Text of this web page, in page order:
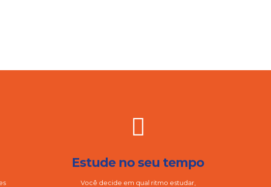
Estude no seu tempo
Você decide em qual ritmo estudar,